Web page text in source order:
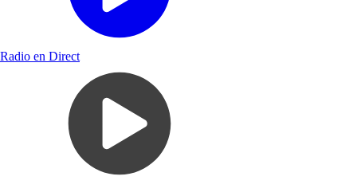
Radio en Direct